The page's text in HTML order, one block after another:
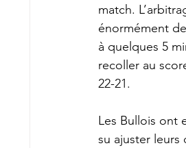
match.
énormément
à quelques 5
recoller au
22-21.
Les Bullois ont
su ajuster leurs